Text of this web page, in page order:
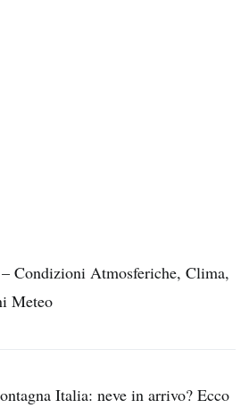
Condizioni Atmosferiche, Clima,
Meteo
Italia: neve in arrivo? Ecco